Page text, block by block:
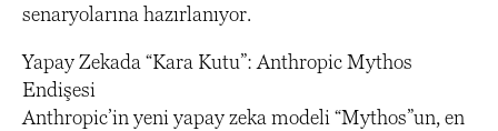
senaryolarına hazırlanıyor.
Yapay Zekada “Kara Kutu”: Anthropic Mythos
Endişesi
Anthropic’in yeni yapay zeka modeli “Mythos”un, en